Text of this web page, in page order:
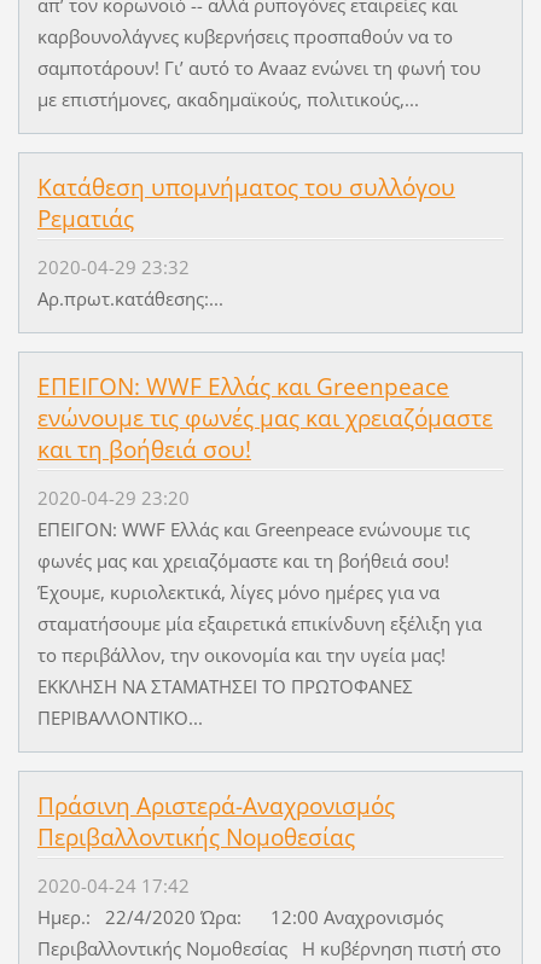
καρβουνολάγνες κυβερνήσεις προσπαθούν να το
σαμποτάρουν! Γι’ αυτό το Avaaz ενώνει τη φωνή του
με επιστήμονες, ακαδημαϊκούς, πολιτικούς,...
Kατάθεση υπομνήματος του συλλόγου
Ρεματιάς
2020-04-29 23:32
Αρ.πρωτ.κατάθεσης:...
ΕΠΕΙΓΟΝ: WWF Ελλάς και Greenpeace
ενώνουμε τις φωνές μας και χρειαζόμαστε
και τη βοήθειά σου!
2020-04-29 23:20
ΕΠΕΙΓΟΝ: WWF Ελλάς και Greenpeace ενώνουμε τις
φωνές μας και χρειαζόμαστε και τη βοήθειά σου!
Έχουμε, κυριολεκτικά, λίγες μόνο ημέρες για να
σταματήσουμε μία εξαιρετικά επικίνδυνη εξέλιξη για
το περιβάλλον, την οικονομία και την υγεία μας!
ΕΚΚΛΗΣΗ ΝΑ ΣΤΑΜΑΤΗΣΕΙ ΤΟ ΠΡΩΤΟΦΑΝΕΣ
ΠΕΡΙΒΑΛΛΟΝΤΙΚΟ...
Πράσινη Αριστερά-Αναχρονισμός
Περιβαλλοντικής Νομοθεσίας
2020-04-24 17:42
Ημερ.: 22/4/2020 Ώρα: 12:00 Αναχρονισμός
Περιβαλλοντικής Νομοθεσίας Η κυβέρνηση πιστή στο